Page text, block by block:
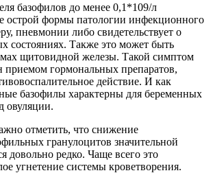
базофилов до менее 0,1*109/л
острой формы патологии инфекционного
пневмонии либо свидетельствует о
состояниях. Также это может быть
щитовидной железы. Такой симптом
приемом гормональных препаратов,
действие. И как
базофилы характерны для беременных
овуляции.
отметить, что снижение
гранулоцитов значительной
довольно редко. Чаще всего это
угнетение системы кроветворения.